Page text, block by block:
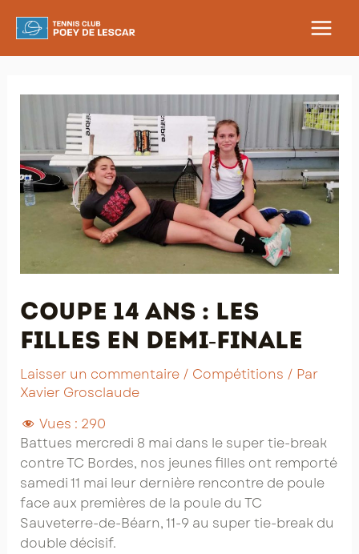
MAIN
Coupe 14 ans : les
filles en demi-finale
Laisser un commentaire / Compétitions / Par
Xavier Grosclaude
Vues : 290
Battues mercredi 8 mai dans le super tie-break
contre TC Bordes, nos jeunes filles ont remporté
samedi 11 mai leur dernière rencontre de poule
face aux premières de la poule du TC
Sauveterre-de-Béarn, 11-9 au super tie-break du
double décisif.